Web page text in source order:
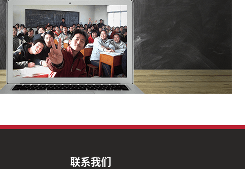
联系我们